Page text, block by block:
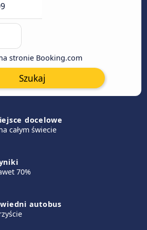
stronie Booking.com
Szukaj
docelowe
całym świecie
70%
autobus